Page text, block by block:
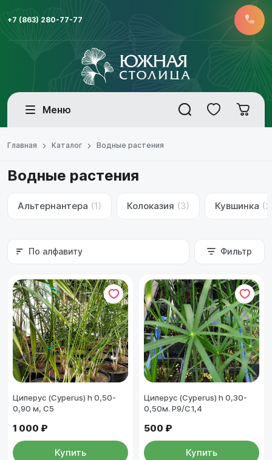
+7 (863) 280-77-77
Меню
Главная Каталог Водные растения
Водные растения
Альтернантера (1) Колоказия (3) Кувшинка
По алфавиту Фильтр
Циперус (Cyperus) h 0,50-
0,90 м, С5
1 000 ₽
Купить
Циперус (Cyperus) h 0,30-
0,50м. Р9/С1,4
500 ₽
Купить